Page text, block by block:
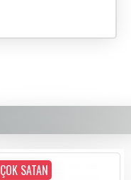
ÇOK SATAN